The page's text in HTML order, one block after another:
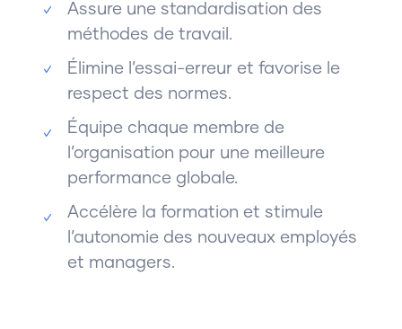
Assure une standardisation des
méthodes de travail.
Élimine l’essai-erreur et favorise le
respect des normes.
Équipe chaque membre de
l’organisation pour une meilleure
performance globale.
Accélère la formation et stimule
l’autonomie des nouveaux employés
et managers.